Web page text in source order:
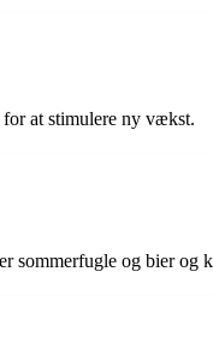
at stimulere ny vækst.
sommerfugle og bier og